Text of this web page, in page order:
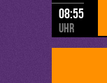
08:55
Uhr